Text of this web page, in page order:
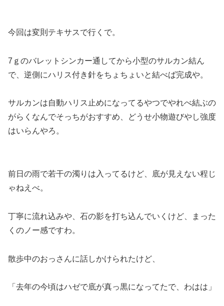
今回は変則テキサスで行くで。
7ｇのバレットシンカー通してから小型のサルカン結ん
で、逆側にハリス付き針をちょちょいと結べば完成や。
サルカンは自動ハリス止めになってるやつでやれべ結ぶの
がらくなんでそっちがおすすめ、どうせ小物遊びやし強度
はいらんやろ。
前日の雨で若干の濁りは入ってるけど、底が見えない程じ
ゃねえべ。
丁寧に流れ込みや、石の影を打ち込んでいくけど、まった
くのノー感ですわ。
散歩中のおっさんに話しかけられたけど、
「去年の今頃はハゼで底が真っ黒になってたで、わはは」